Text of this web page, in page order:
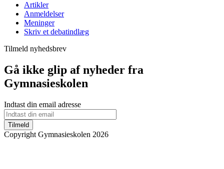
Artikler
Anmeldelser
Meninger
Skriv et debatindlæg
Tilmeld nyhedsbrev
Gå ikke glip af nyheder fra
Gymnasieskolen
Indtast din email adresse
Tilmeld
Copyright Gymnasieskolen 2026